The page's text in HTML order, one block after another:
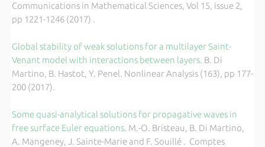
Communications in Mathematical Sciences, Vol 15, issue 2,
pp 1221-1246 (2017) .
Global stability of weak solutions for a multilayer Saint-
Venant model with interactions between layers. B. Di
Martino, B. Hastot, Y. Penel. Nonlinear Analysis (163), pp 177-
200 (2017).
Some quasi-analytical solutions for propagative waves in
free surface Euler equations. M.-O. Bristeau, B. Di Martino,
A. Mangeney, J. Sainte-Marie and F. Souillé . Comptes